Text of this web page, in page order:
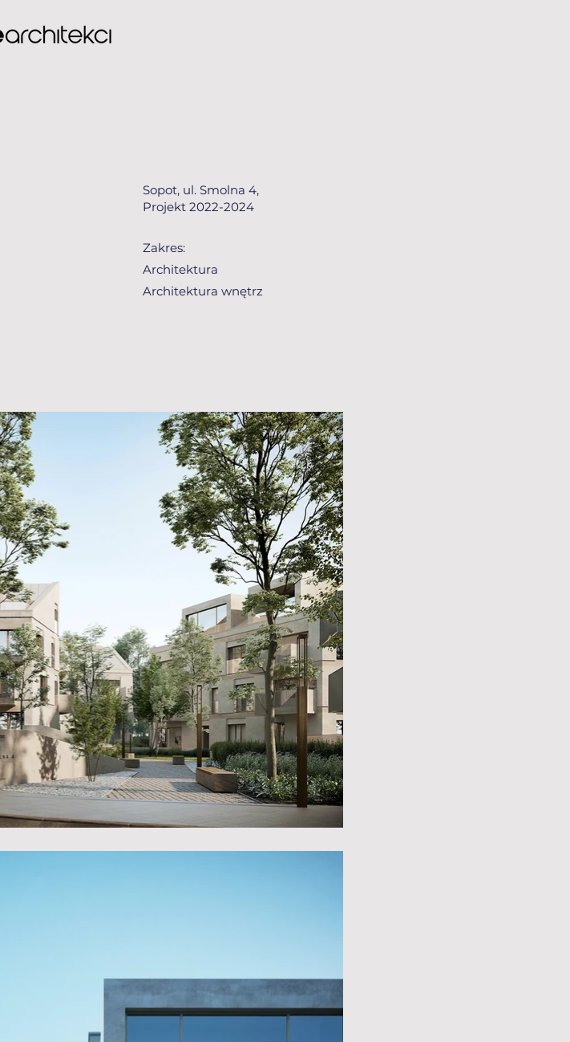
Sopot, ul. Smolna 4,
Projekt 2022-2024
Zakres:
Architektura
Architektura wnętrz